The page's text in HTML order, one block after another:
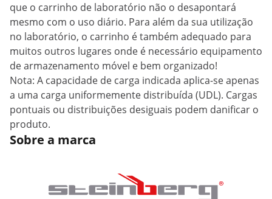
que o carrinho de laboratório não o desapontará
mesmo com o uso diário. Para além da sua utilização
no laboratório, o carrinho é também adequado para
muitos outros lugares onde é necessário equipamento
de armazenamento móvel e bem organizado!
Nota: A capacidade de carga indicada aplica-se apenas
a uma carga uniformemente distribuída (UDL). Cargas
pontuais ou distribuições desiguais podem danificar o
produto.
Sobre a marca